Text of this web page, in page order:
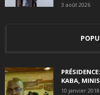
3 août 2026
KABA,
10 janvier 2018